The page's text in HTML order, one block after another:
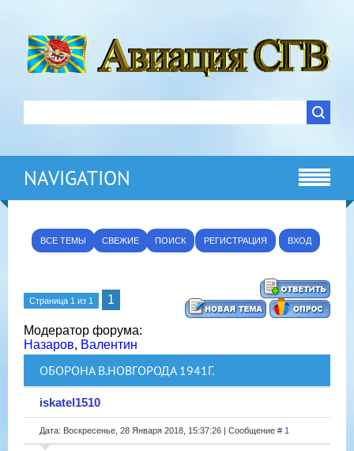
NAVIGATION
ВСЕ ТЕМЫ СВЕЖИЕ ПОИСК РЕГИСТРАЦИЯ ВХОД
Страница 1 из 1 1
Модератор форума:
Назаров, Валентин
ОБОРОНА В.НОВГОРОДА 1941Г.
iskatel1510
Дата: Воскресенье, 28 Января 2018, 15:37:26 | Сообщение # 1